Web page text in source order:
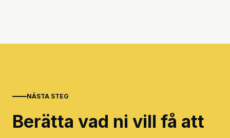
NÄSTA STEG
Berätta vad ni vill få att